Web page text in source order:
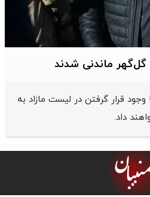
گل‌گهر ماندنی شدند
قرار گرفتن در لیست مازاد به
داد.